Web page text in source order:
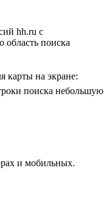
карты на экране:
поиска небольшую
и мобильных.